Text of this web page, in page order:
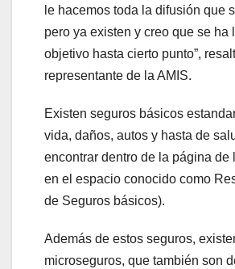
le hacemos toda la difusión que
pero ya existen y creo que se ha
objetivo hasta cierto punto”,
representante de la AMIS.
Existen seguros básicos
vida, daños, autos y hasta de
encontrar dentro de la página de
en el espacio conocido como
de Seguros básicos).
Además de estos seguros,
microseguros, que también son